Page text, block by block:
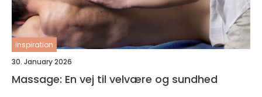
inspiration
30. January 2026
Massage: En vej til velvære og sundhed